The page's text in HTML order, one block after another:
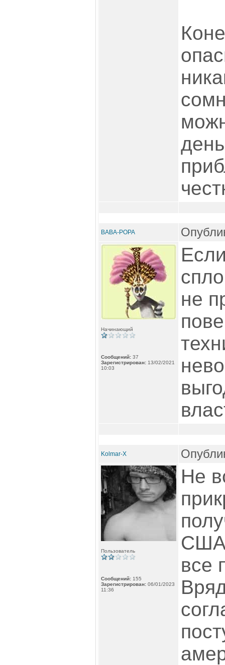
BABA-POPA
Начинающий
Сообщений: 37
Зарегистрирован: 13/02/2021
10:03
не
Kolmar-X
Пользователь
Сообщений: 155
Зарегистрирован: 06/01/2023
11:36
Не
США
все